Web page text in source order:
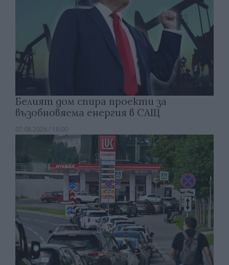
Белият дом спира проекти за
възобновяема енергия в САЩ
07.08.2026 / 18:00